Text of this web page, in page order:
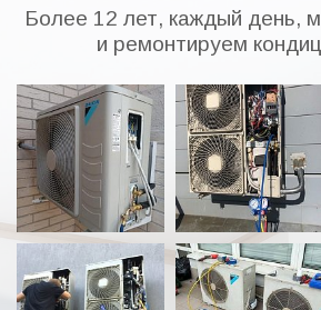
Более 12 лет, каждый день,
и ремонтируем